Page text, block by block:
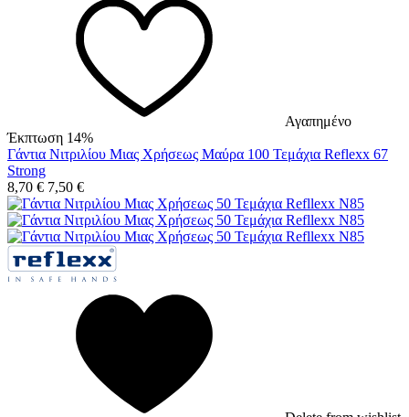
Αγαπημένο
Έκπτωση 14%
Γάντια Νιτριλίου Μιας Χρήσεως Μαύρα 100 Τεμάχια Reflexx 67
Strong
8,70 € 7,50 €